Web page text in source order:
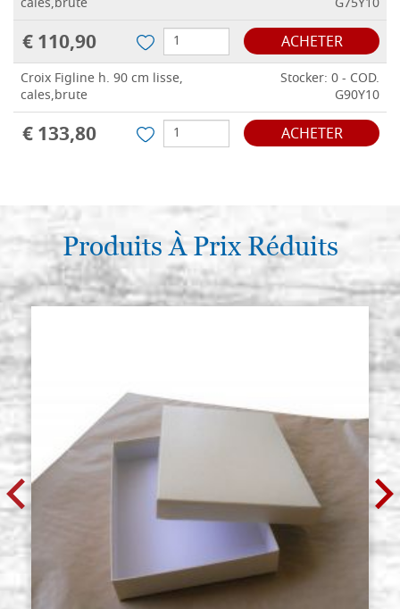
cales,brute
G75Y10
€ 110,90 ACHETER
Croix Figline h. 90 cm lisse,
cales,brute
Stocker: 0 - COD.
G90Y10
€ 133,80 ACHETER
Produits À Prix Réduits